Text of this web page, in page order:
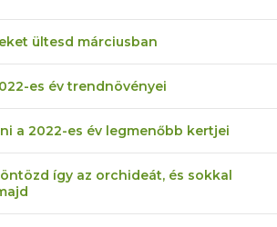
ültesd márciusban
es év trendnövényei
a 2022-es év legmenőbb kertjei
így az orchideát, és sokkal